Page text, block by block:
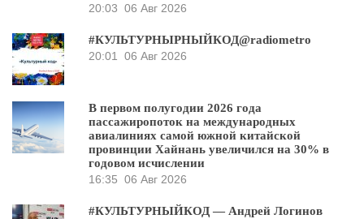
20:03 06 Авг 2026
#КУЛЬТУРНЫРНЫЙКОД@radiometro
20:01 06 Авг 2026
В первом полугодии 2026 года
пассажиропоток на международных
авиалиниях самой южной китайской
провинции Хайнань увеличился на 30% в
годовом исчислении
16:35 06 Авг 2026
#КУЛЬТУРНЫЙКОД — Андрей Логинов